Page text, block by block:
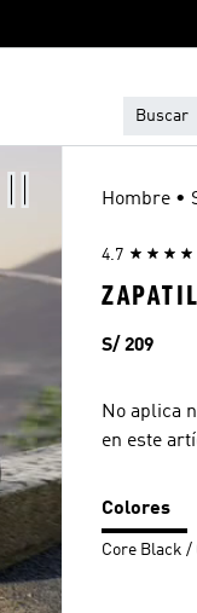
Hombre •
4.7
Precio
S/ 209
No aplica
en este
Colores
Core Black /